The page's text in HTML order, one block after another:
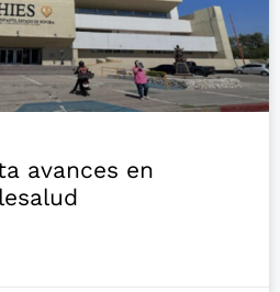
avances en